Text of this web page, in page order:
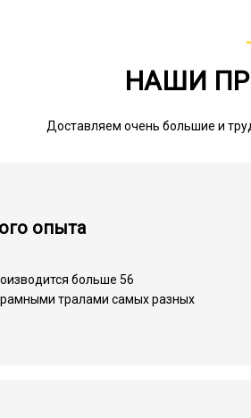
НАШИ
Доставляем очень большие и
опыта
больше 56
тралами самых разных